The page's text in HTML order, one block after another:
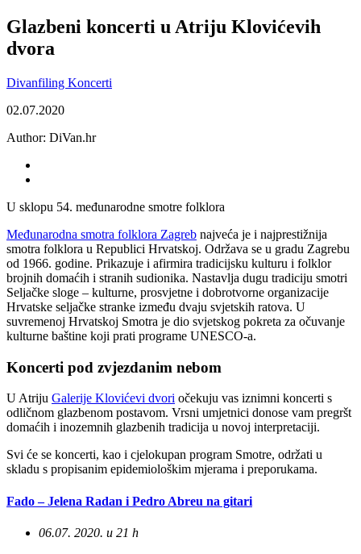
Glazbeni koncerti u Atriju Klovićevih
dvora
Divanfiling Koncerti
02.07.2020
Author: DiVan.hr
U sklopu 54. međunarodne smotre folklora
Međunarodna smotra folklora Zagreb najveća je i najprestižnija
smotra folklora u Republici Hrvatskoj. Održava se u gradu Zagrebu
od 1966. godine. Prikazuje i afirmira tradicijsku kulturu i folklor
brojnih domaćih i stranih sudionika. Nastavlja dugu tradiciju smotri
Seljačke sloge – kulturne, prosvjetne i dobrotvorne organizacije
Hrvatske seljačke stranke između dvaju svjetskih ratova. U
suvremenoj Hrvatskoj Smotra je dio svjetskog pokreta za očuvanje
kulturne baštine koji prati programe UNESCO-a.
Koncerti pod zvjezdanim nebom
U Atriju Galerije Klovićevi dvori očekuju vas iznimni koncerti s
odličnom glazbenom postavom. Vrsni umjetnici donose vam pregršt
domaćih i inozemnih glazbenih tradicija u novoj interpretaciji.
Svi će se koncerti, kao i cjelokupan program Smotre, održati u
skladu s propisanim epidemiološkim mjerama i preporukama.
Fado – Jelena Radan i Pedro Abreu na gitari
06.07. 2020. u 21 h